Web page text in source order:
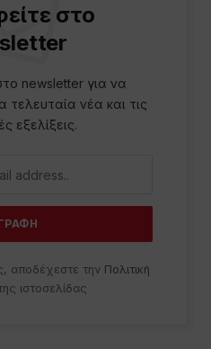
στο
newsletter για να
τελευταία νέα και τις
εξελίξεις.
αποδέχεστε την Πολιτική
ιστοσελίδας